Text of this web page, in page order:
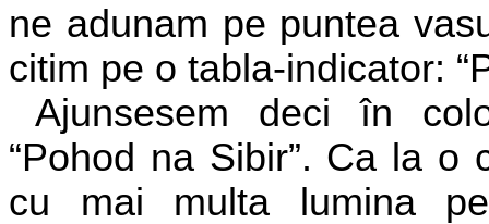
ne adunam pe puntea
citim pe o tabla-indicator:
Ajunsesem deci în
“Pohod na Sibir”. Ca la o
cu mai multa lumina